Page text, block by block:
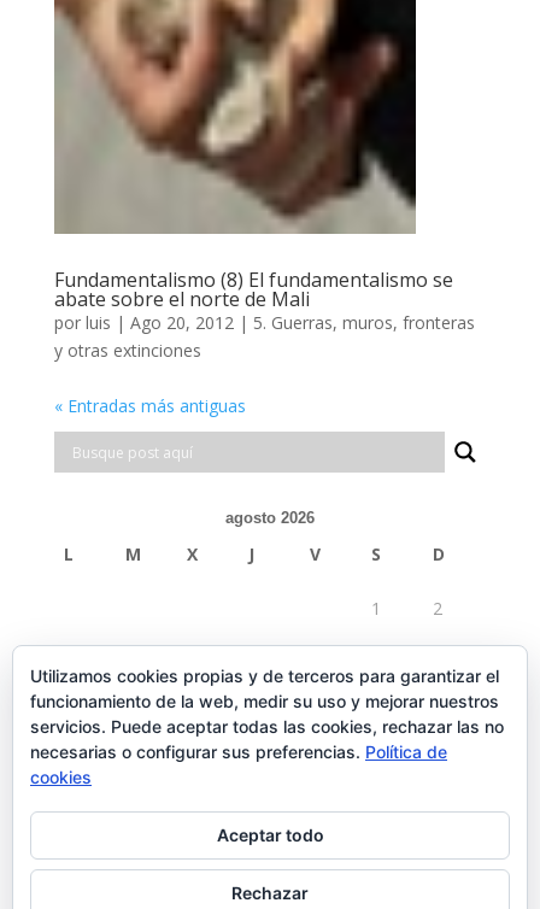
Fundamentalismo (8) El fundamentalismo se
abate sobre el norte de Mali
por luis | Ago 20, 2012| 5. Guerras, muros, fronteras
y otras extinciones
« Entradas más antiguas
agosto 2026
L M X J V S D
1 2
10 13 15
17
27 28
Utilizamos cookies propias y de terceros para garantizar el
funcionamiento de la web, medir su uso y mejorar nuestros
servicios. Puede aceptar todas las cookies, rechazar las no
necesarias o configurar sus preferencias. Política de
cookies
Aceptar todo
Rechazar